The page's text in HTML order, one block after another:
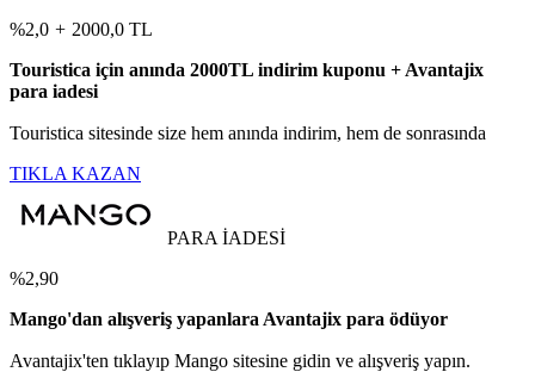
%2,0 + 2000,0 TL
Touristica için anında 2000TL indirim kuponu + Avantajix
para iadesi
Touristica sitesinde size hem anında indirim, hem de sonrasında
TIKLA KAZAN
PARA İADESİ
%2,90
Mango'dan alışveriş yapanlara Avantajix para ödüyor
Avantajix'ten tıklayıp Mango sitesine gidin ve alışveriş yapın.